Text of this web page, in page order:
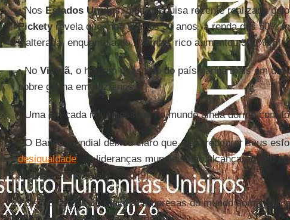
• Nos Estados Unidos, uma pesquisa recente realizada
Picketyrevela que, nos últimos 30 anos, a renda dos 50%
inalterada, enquanto a do 1% mais rico aumentou 300%.[6]
• No Vietnã, o homem mais rico do país ganha mais em um
pobre ganha em dez anos.[7]
• Uma em cada nove pessoas no mundo ainda dorme com
• O Banco Mundial deixou claro que, sem redobrar seus
desigualdade, as lideranças mundiais não alcançarão seu
pobreza extrema até 2030.[9]
• Os lucros das 10 maiores empresas do mundo somam